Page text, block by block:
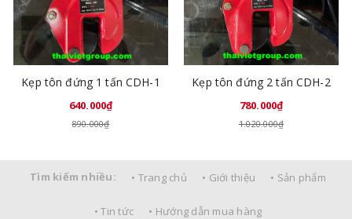
Kẹp tôn đứng 1 tấn CDH-1
640.000₫
890.000₫
Kẹp tôn đứng 2 tấn CDH-2
780.000₫
1.020.000₫
Tìm kiếm nhiều: • Trang chủ • Giới thiệu • Sản phẩm
• Tin tức • Hướng dẫn mua hàng